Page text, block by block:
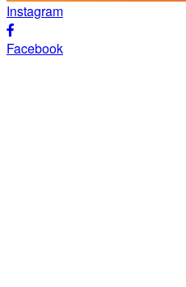
Instagram
Facebook